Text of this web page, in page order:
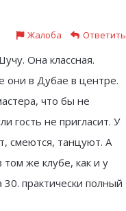
Жалоба Ответить
Она классная.
они в Дубае в центре.
что бы не
гость не пригласит. У
смеются, танцуют. А
же клубе, как и у
практически полный